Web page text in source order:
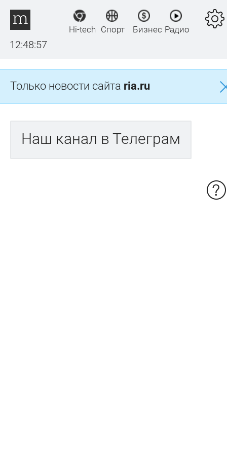
12:48:57
Hi-tech Спорт Бизнес Радио
Только новости сайта ria.ru
Наш канал в Телеграм